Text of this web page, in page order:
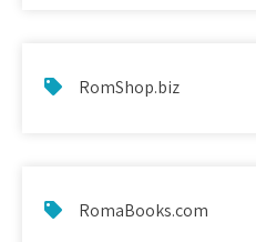
RomShop.biz
RomaBooks.com